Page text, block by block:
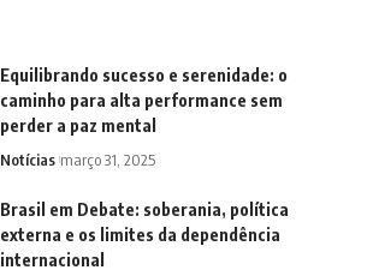
Equilibrando sucesso e serenidade: o
caminho para alta performance sem
perder a paz mental
Notícias março 31, 2025
Brasil em Debate: soberania, política
externa e os limites da dependência
internacional